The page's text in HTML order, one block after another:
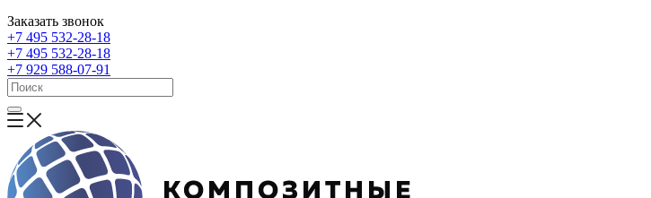
Заказать звонок
+7 495 532-28-18
+7 495 532-28-18
+7 929 588-07-91